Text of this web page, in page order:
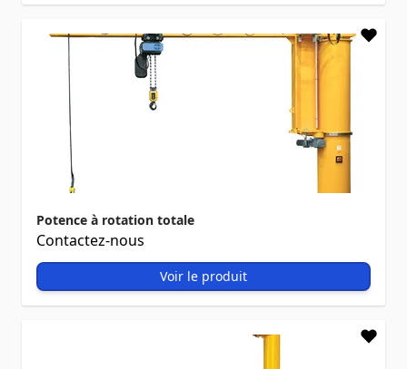
Potence à rotation totale
Contactez-nous
Voir le produit